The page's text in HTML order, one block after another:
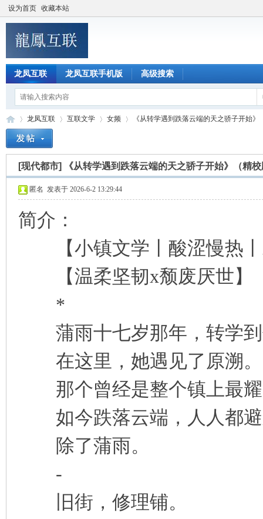
设为首页 收藏本站
龙凤互联 龙凤互联手机版 高级搜索
龙凤互联
›
互联文学
›
女频
›
《从转学遇到跌落云端的天之骄子开始》
[现代都市] 《从转学遇到跌落云端的天之骄子开始》（精
匿名 发表于 2026-6-2 13:29:44
简介：
【小镇文学丨酸涩慢热丨
【温柔坚韧x颓废厌世】
*
蒲雨十七岁那年，转学到
在这里，她遇见了原溯。
那个曾经是整个镇上最耀
如今跌落云端，人人都避
除了蒲雨。
-
旧街，修理铺。